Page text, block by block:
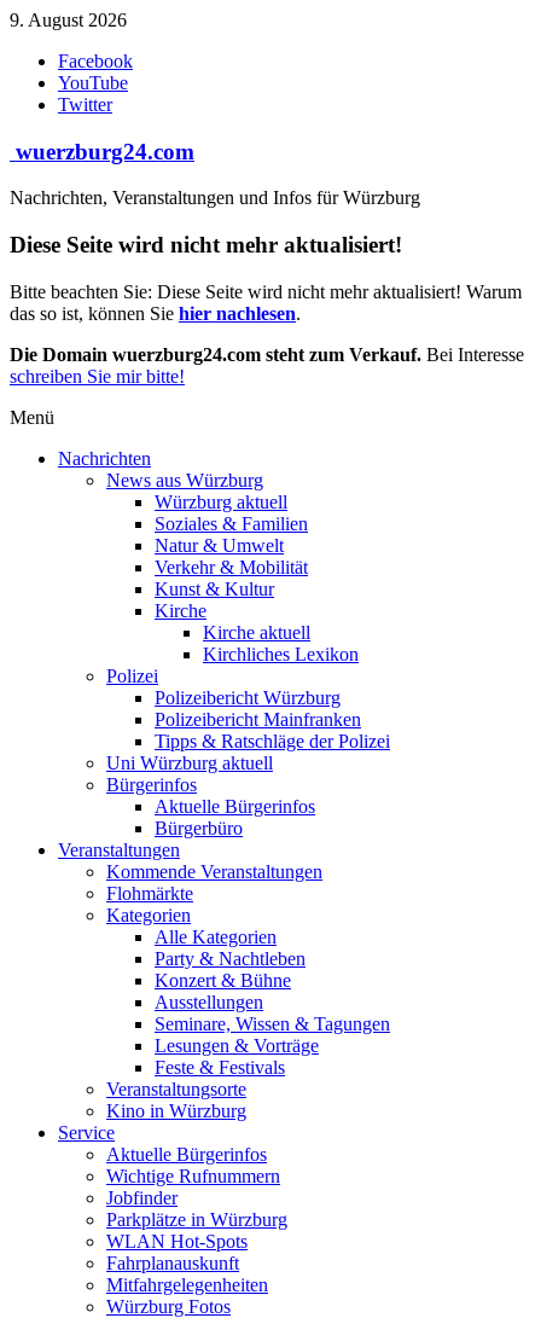
Zum
springen
9. August 2026
Facebook
YouTube
Twitter
wuerzburg24.com
Nachrichten, Veranstaltungen und Infos für Würzburg
Diese Seite wird nicht mehr aktualisiert!
Bitte beachten Sie: Diese Seite wird nicht mehr aktualisiert! Warum
das so ist, können Sie hier nachlesen.
Die Domain wuerzburg24.com steht zum Verkauf. Bei Interesse
schreiben Sie mir bitte!
Menü
Nachrichten
News aus Würzburg
Würzburg aktuell
Soziales & Familien
Natur & Umwelt
Verkehr & Mobilität
Kunst & Kultur
Kirche
Kirche aktuell
Kirchliches Lexikon
Polizei
Polizeibericht Würzburg
Polizeibericht Mainfranken
Tipps & Ratschläge der Polizei
Uni Würzburg aktuell
Bürgerinfos
Aktuelle Bürgerinfos
Bürgerbüro
Veranstaltungen
Kommende Veranstaltungen
Flohmärkte
Kategorien
Alle Kategorien
Party & Nachtleben
Konzert & Bühne
Ausstellungen
Seminare, Wissen & Tagungen
Lesungen & Vorträge
Feste & Festivals
Veranstaltungsorte
Kino in Würzburg
Service
Aktuelle Bürgerinfos
Wichtige Rufnummern
Jobfinder
Parkplätze in Würzburg
WLAN Hot-Spots
Fahrplanauskunft
Mitfahrgelegenheiten
Würzburg Fotos